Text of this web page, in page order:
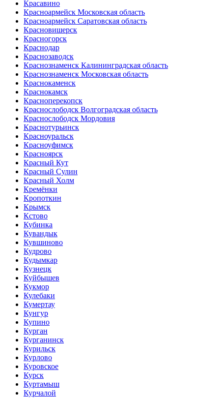
Красавино
Красноармейск Московская область
Красноармейск Саратовская область
Красновишерск
Красногорск
Краснодар
Краснозаводск
Краснознаменск Калининградская область
Краснознаменск Московская область
Краснокаменск
Краснокамск
Красноперекопск
Краснослободск Волгоградская область
Краснослободск Мордовия
Краснотурьинск
Красноуральск
Красноуфимск
Красноярск
Красный Кут
Красный Сулин
Красный Холм
Кремёнки
Кропоткин
Крымск
Кстово
Кубинка
Кувандык
Кувшиново
Кудрово
Кудымкар
Кузнецк
Куйбышев
Кукмор
Кулебаки
Кумертау
Кунгур
Купино
Курган
Курганинск
Курильск
Курлово
Куровское
Курск
Куртамыш
Курчалой